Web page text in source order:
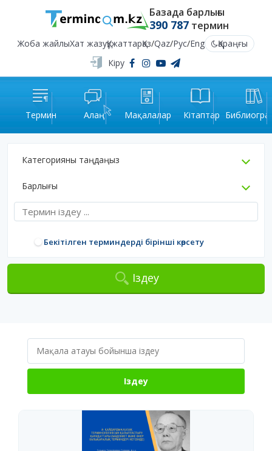
Базада барлығы
390 787термин
Жоба жайлыХат жазуҚұжаттарҚаз/Qaz/Рус/Eng
Қараңғы
Кіру
Термин Алаң Мақалалар Кітаптар
Категорияны таңдаңыз
Барлығы
Бекітілген терминдерді бірінші көрсету
Іздеу
Іздеу